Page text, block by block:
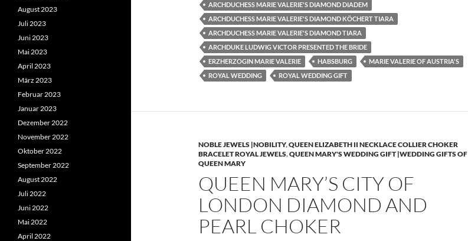
ARCHDUCHESS MARIE VALERIE'S DIAMOND DIADEM
ARCHDUCHESS MARIE VALERIE'S DIAMOND KÖCHERT TIARA
ARCHDUCHESS MARIE VALERIE'S DIAMOND TIARA
ARCHDUKE LUDWIG VICTOR PRESENTED THE BRIDE
ERZHERZOGIN MARIE VALERIE
HABSBURG
MARIE VALERIE OF AUSTRIA'S
ROYAL WEDDING
ROYAL WEDDING GIFT
NOBLE JEWELS |NOBILITY,QUEEN ELIZABETH II NECKLACE COLLIER CHOKER
BRACELET ROYAL JEWELS,QUEEN MARY'S WEDDING GIFT |WEDDING GIFTS OF
QUEEN MARY
QUEEN MARY’S CITY OF
LONDON DIAMOND AND
PEARL CHOKER
August 2023
Juli 2023
Juni 2023
Mai 2023
April 2023
März 2023
Februar 2023
Januar 2023
Dezember 2022
November 2022
Oktober 2022
September 2022
August 2022
Juli 2022
Juni 2022
Mai 2022
April 2022